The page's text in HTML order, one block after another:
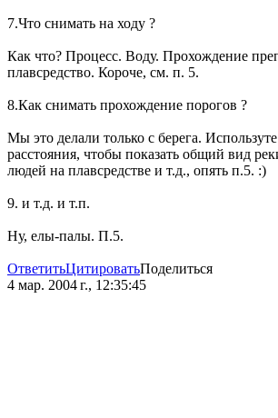
7.Что снимать на ходу ?
Как что? Процесс. Воду. Прохождение
плавсредство. Короче, см. п. 5.
8.Как снимать прохождение порогов ?
Мы это делали только с берега.
расстояния, чтобы показать общий вид
людей на плавсредстве и т.д., опять п.5. :)
9. и т.д. и т.п.
Ну, елы-палы. П.5.
ОтветитьЦитироватьПоделиться
4 мар. 2004 г., 12:35:45